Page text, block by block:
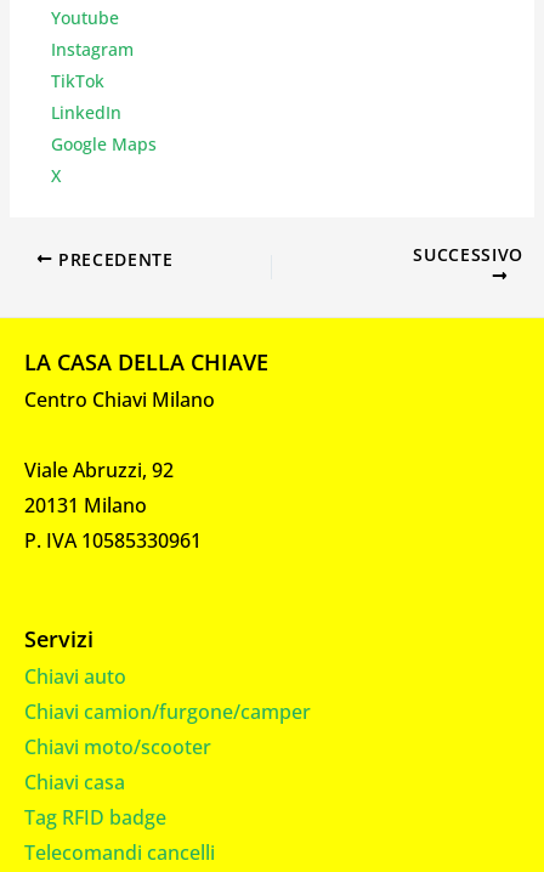
Youtube
Instagram
TikTok
LinkedIn
Google Maps
X
PRECEDENTE SUCCESSIVO
LA CASA DELLA CHIAVE
Centro Chiavi Milano
Viale Abruzzi, 92
20131 Milano
P. IVA 10585330961
Servizi
Chiavi auto
Chiavi camion/furgone/camper
Chiavi moto/scooter
Chiavi casa
Tag RFID badge
Telecomandi cancelli